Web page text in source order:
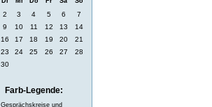
2 3 4 5 6
7
9 10 11 12 13
14
16 17 18 19 20
21
23 24 25 26 27
28
30
Farb-Legende:
Gesprächskreise und